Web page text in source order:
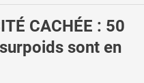
CACHÉE : 50
sont en